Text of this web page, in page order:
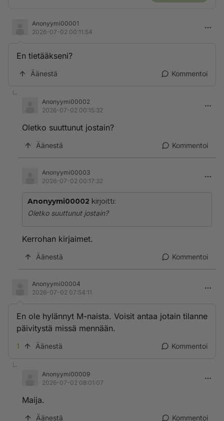
Anonyymi00001
2026-07-02 00:11:54
En tietääkseni?
Äänestä Kommentoi
Anonyymi00002
2026-07-02 00:15:32
Oletko suuttunut jostain?
Äänestä Kommentoi
Anonyymi00003
2026-07-02 00:17:32
Anonyymi00002 kirjoitti:
Oletko suuttunut jostain?
Kerrohan kirjaimet.
Äänestä Kommentoi
Anonyymi00004
2026-07-02 07:54:11
En ole hylännyt M-naista. Voisit antaa jotain tilanne
päivitystä missä mennään.
1 Äänestä Kommentoi
Anonyymi00009
2026-07-02 08:01:07
Maija.
Äänestä Kommentoi